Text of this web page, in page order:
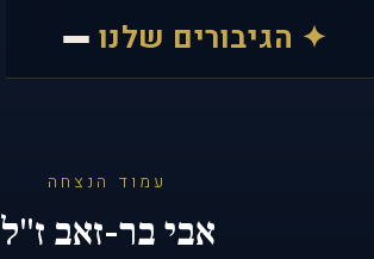
✦ הגיבורים שלנו
עמוד הנצחה
אבי בר-זאב ז"ל